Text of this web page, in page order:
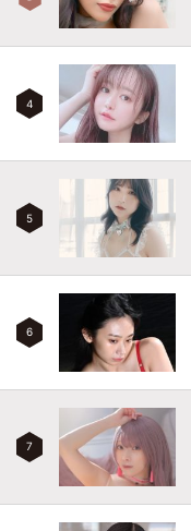
4
5
6
7